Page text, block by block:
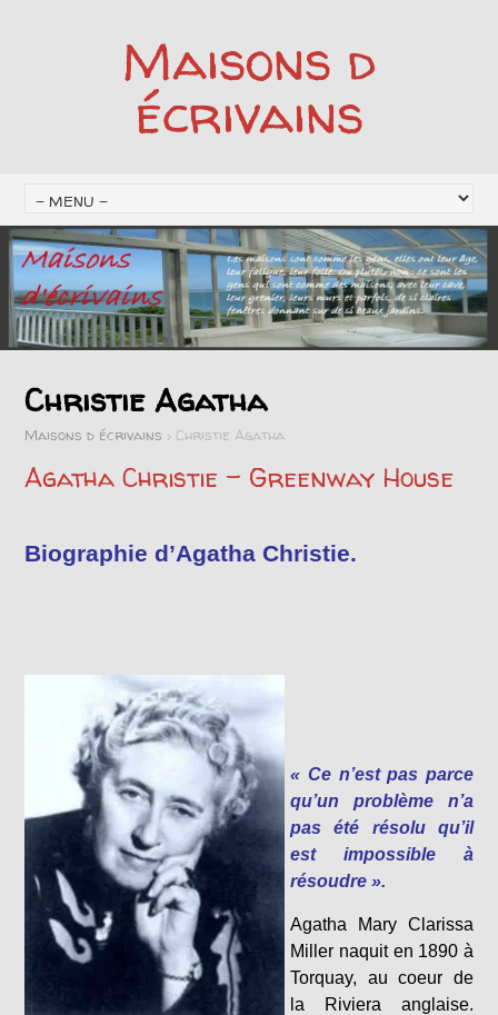
Maisons d
écrivains
Christie Agatha
Maisons d écrivains >Christie Agatha
Agatha Christie – Greenway House
Biographie d’Agatha Christie.
« Ce n’est pas parce
qu’un problème n’a
pas été résolu qu’il
est impossible à
résoudre ».
Agatha Mary Clarissa
Miller naquit en 1890 à
Torquay, au coeur de
la Riviera anglaise.